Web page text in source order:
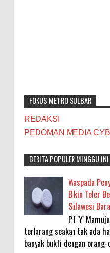
FOKUS METRO SULBAR
REDAKSI
PEDOMAN MEDIA
BERITA POPULER MINGGU INI
Waspada
Bikin Teler
Sulawesi
Pil 'Y'
terlarang seakan tak ada
banyak bukti dengan orang-